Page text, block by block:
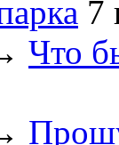
7
Что